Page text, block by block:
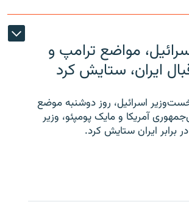
مواضع ترامپ و
ایران، ستایش کرد
اسرائیل، روز دوشنبه موضع
آمریکا و مایک پومپئو، وزیر
برابر ایران ستایش کرد.